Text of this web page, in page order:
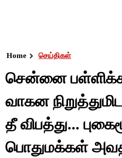
Home செய்திகள்
சென்னை
வாகன
தீ விபத்து...
பொதுமக்கள்